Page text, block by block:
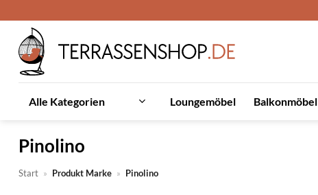
Inhalt
springen
Alle Kategorien Loungemöbel Balkonmöbel
Pinolino
Start » Produkt Marke » Pinolino